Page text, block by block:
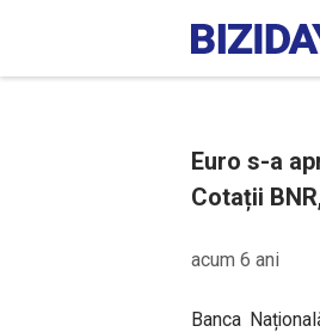
Euro s-a
Cotații
acum 6 ani
Banca